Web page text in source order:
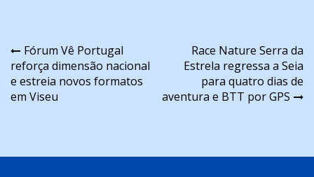
Navegação
de
artigos
Fórum Vê Portugal
reforça dimensão nacional
e estreia novos formatos
em Viseu
Race Nature Serra da
Estrela regressa a Seia
para quatro dias de
aventura e BTT por GPS